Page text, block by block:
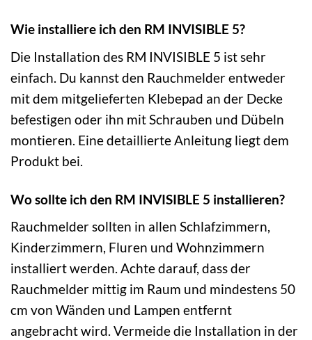
Wie installiere ich den RM INVISIBLE 5?
Die Installation des RM INVISIBLE 5 ist sehr
einfach. Du kannst den Rauchmelder entweder
mit dem mitgelieferten Klebepad an der Decke
befestigen oder ihn mit Schrauben und Dübeln
montieren. Eine detaillierte Anleitung liegt dem
Produkt bei.
Wo sollte ich den RM INVISIBLE 5 installieren?
Rauchmelder sollten in allen Schlafzimmern,
Kinderzimmern, Fluren und Wohnzimmern
installiert werden. Achte darauf, dass der
Rauchmelder mittig im Raum und mindestens 50
cm von Wänden und Lampen entfernt
angebracht wird. Vermeide die Installation in der